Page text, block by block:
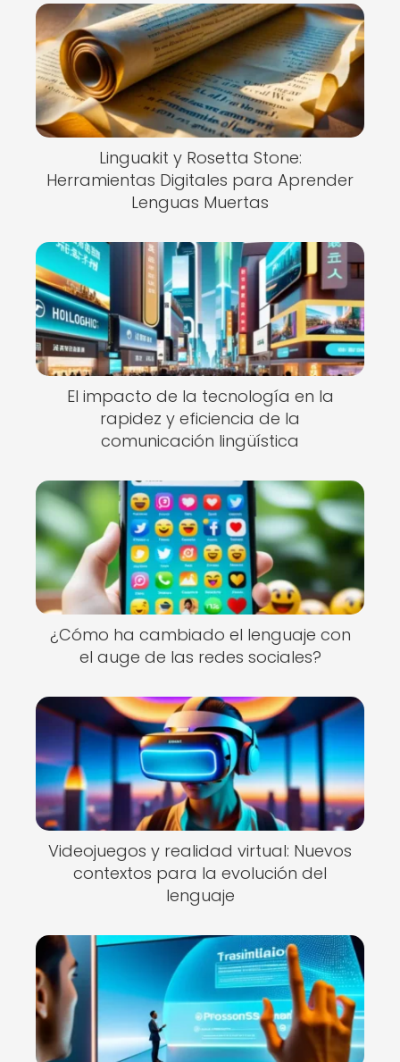
Linguakit y Rosetta Stone:
Herramientas Digitales para Aprender
Lenguas Muertas
El impacto de la tecnología en la
rapidez y eficiencia de la
comunicación lingüística
¿Cómo ha cambiado el lenguaje con
el auge de las redes sociales?
Videojuegos y realidad virtual: Nuevos
contextos para la evolución del
lenguaje